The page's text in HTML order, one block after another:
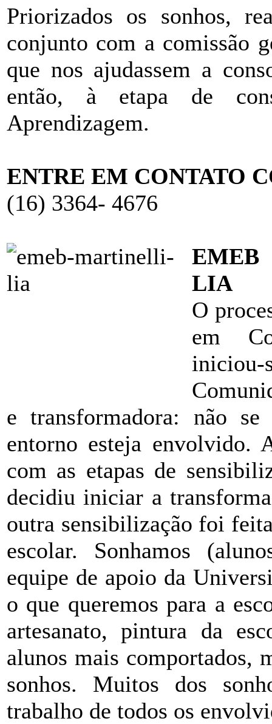
Priorizados os sonhos,
conjunto com a comissão
que nos ajudassem a
então, à etapa de
Aprendizagem.
ENTRE EM CONTATO
(16) 3364- 4676
LIA
O
em
e transformadora: não
entorno esteja envolvido.
com as etapas de
decidiu iniciar a
outra sensibilização foi
escolar. Sonhamos
equipe de apoio da
o que queremos para a
artesanato, pintura da
alunos mais comportados,
sonhos. Muitos dos
trabalho de todos os